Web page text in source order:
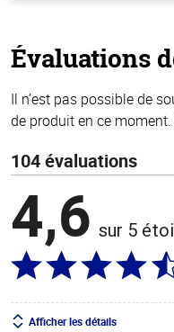
Évaluations
Il n’est pas possible de
de produit en ce
104 évaluations
4,6 sur 5
Afficher les détails